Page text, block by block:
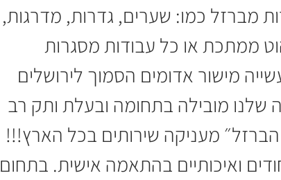
מברזל כמו: שערים, גדרות, מדרגות,
ממתכת או כל עבודות מסגרות
מישור אדומים הסמוך לירושלים
שלנו מובילה בתחומה ובעלת ותק רב
מעניקה שירותים בכל הארץ!!!
ואיכותיים בהתאמה אישית. בתחום